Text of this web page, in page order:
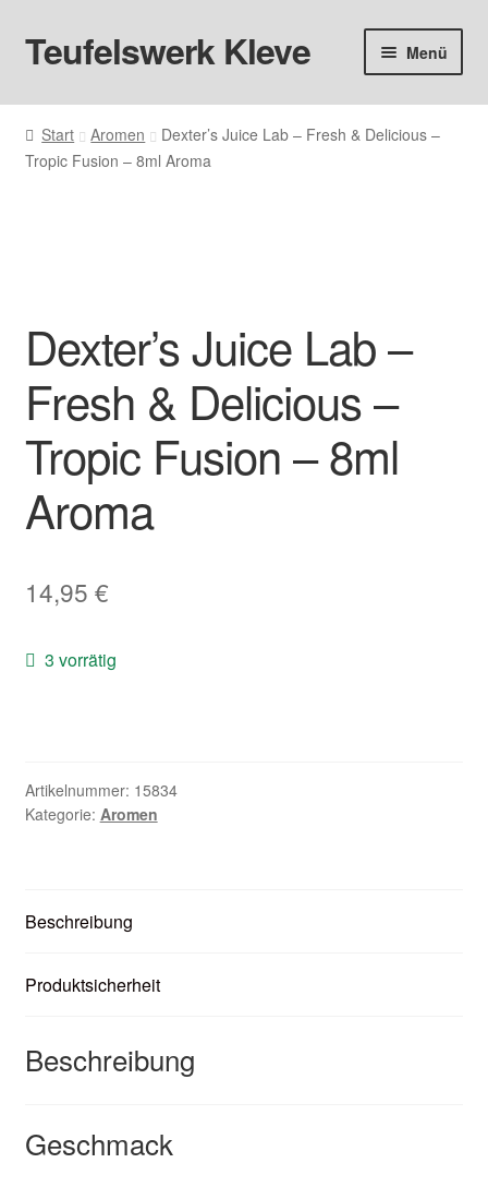
Zur
Navigation
Zum
Inhalt
Teufelswerk Kleve Menü
Startseite
Hardware
Big Puff
Aromen
Basen & Nikotin
Zubehör
Start Aromen
Dexter’s Juice Lab – Fresh & Delicious –
Tropic Fusion – 8ml Aroma
Dexter’s Juice Lab –
Fresh & Delicious –
Tropic Fusion – 8ml
Aroma
14,95 €
3 vorrätig
Artikelnummer: 15834
Kategorie: Aromen
Beschreibung
Produktsicherheit
Beschreibung
Geschmack